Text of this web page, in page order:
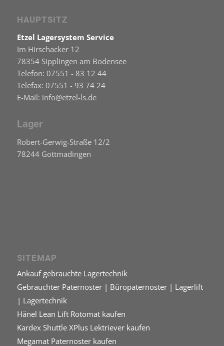
HAUPTSITZ
Etzel Lagersystem Service
Im Hirschacker 12
78354 Sipplingen am Bodensee
Telefon: 07551 - 83 12 44
Telefax: 07551 - 93 74 24
E-Mail: info@etzel-ls.de
Lager
Robert-Gerwig-Straße 12/2
78244 Gottmadingen
SITEMAP
Ankauf gebrauchte Lagertechnik
Gebrauchter Paternoster | Büropaternoster | Lagerlift
| Lagertechnik
Hänel Lean Lift Rotomat kaufen
Kardex Shuttle XPlus Lektriever kaufen
Megamat Paternoster kaufen